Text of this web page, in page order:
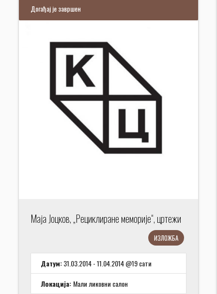
Догађај је завршен
Маја Јоцков, „Рециклиране меморије“, цртежи
ИЗЛОЖБА
Датум:31.03.2014 - 11.04.2014 @19 сати
Локација: Мали ликовни салон